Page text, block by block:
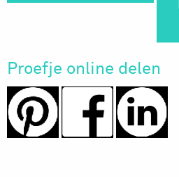
Proefje online delen